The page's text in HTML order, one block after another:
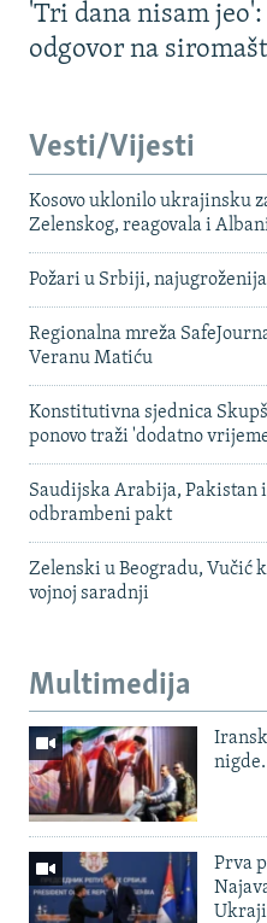
'Tri dana nisam
odgovor na
Vesti/Vijesti
Kosovo uklonilo ukrajinsku
Zelenskog, reagovala i
Požari u Srbiji,
Regionalna mreža
Veranu Matiću
Konstitutivna sjednica
ponovo traži 'dodatno
Saudijska Arabija, Pakistan
odbrambeni pakt
Zelenski u Beogradu, Vučić
vojnoj saradnji
Multimedija
Prva